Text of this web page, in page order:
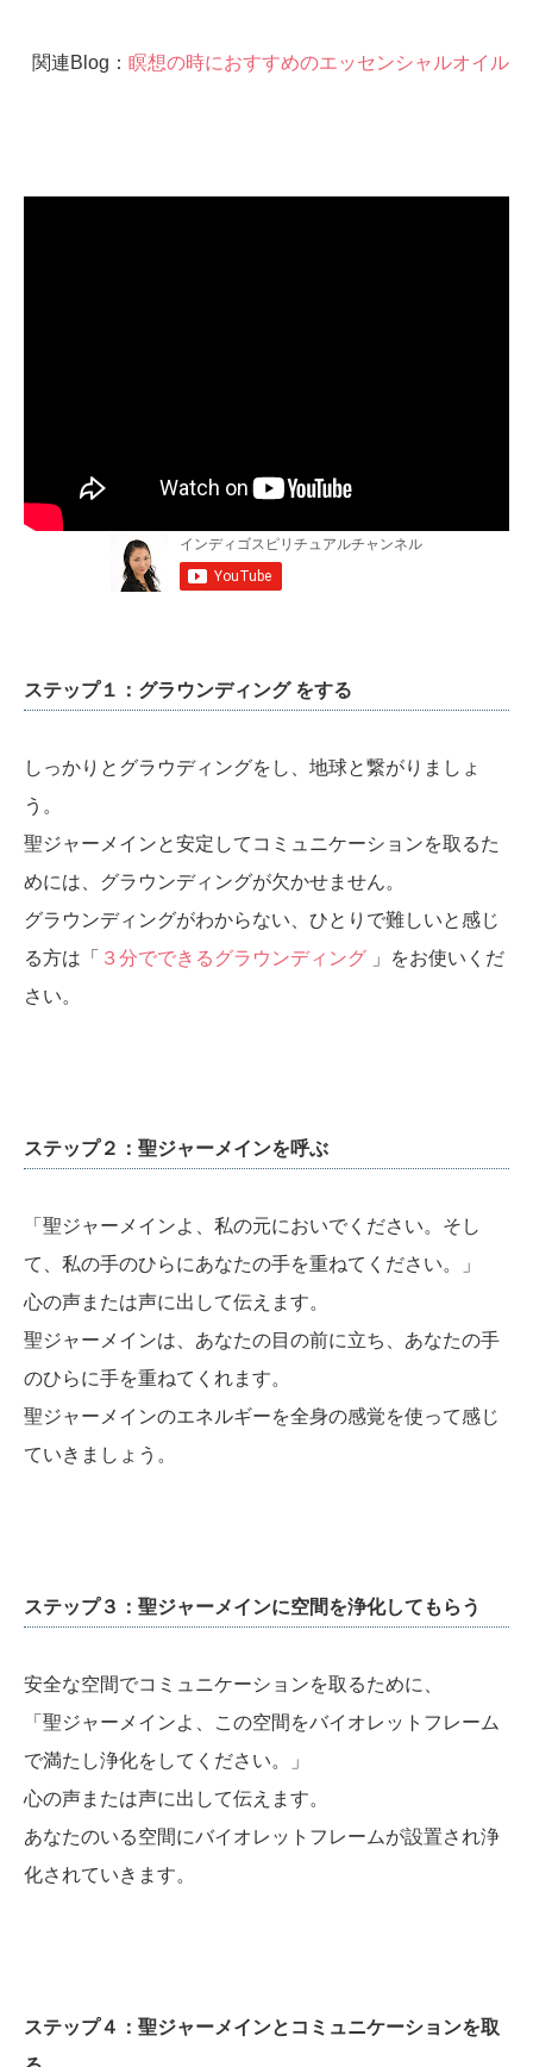
関連Blog： 瞑想の時におすすめのエッセンシャルオイル
ステップ１：グラウンディング をする
しっかりとグラウディングをし、地球と繋がりましょ
う。
聖ジャーメインと安定してコミュニケーションを取るた
めには、グラウンディングが欠かせません。
グラウンディングがわからない、ひとりで難しいと感じ
る方は「 ３分でできるグラウンディング 」をお使いくだ
さい。
ステップ２：聖ジャーメインを呼ぶ
「聖ジャーメインよ、私の元においでください。そし
て、私の手のひらにあなたの手を重ねてください。」
心の声または声に出して伝えます。
聖ジャーメインは、あなたの目の前に立ち、あなたの手
のひらに手を重ねてくれます。
聖ジャーメインのエネルギーを全身の感覚を使って感じ
ていきましょう。
ステップ３：聖ジャーメインに空間を浄化してもらう
安全な空間でコミュニケーションを取るために、
「聖ジャーメインよ、この空間をバイオレットフレーム
で満たし浄化をしてください。」
心の声または声に出して伝えます。
あなたのいる空間にバイオレットフレームが設置され浄
化されていきます。
ステップ４：聖ジャーメインとコミュニケーションを取